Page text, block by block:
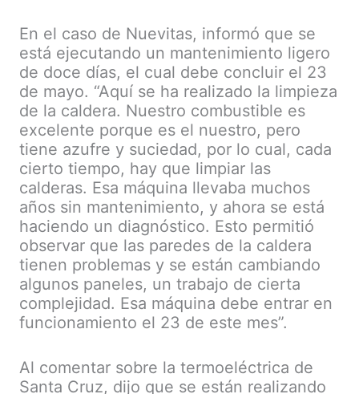
En el caso de Nuevitas, informó que se
está ejecutando un mantenimiento ligero
de doce días, el cual debe concluir el 23
de mayo. “Aquí se ha realizado la limpieza
de la caldera. Nuestro combustible es
excelente porque es el nuestro, pero
tiene azufre y suciedad, por lo cual, cada
cierto tiempo, hay que limpiar las
calderas. Esa máquina llevaba muchos
años sin mantenimiento, y ahora se está
haciendo un diagnóstico. Esto permitió
observar que las paredes de la caldera
tienen problemas y se están cambiando
algunos paneles, un trabajo de cierta
complejidad. Esa máquina debe entrar en
funcionamiento el 23 de este mes”.
Al comentar sobre la termoeléctrica de
Santa Cruz, dijo que se están realizando